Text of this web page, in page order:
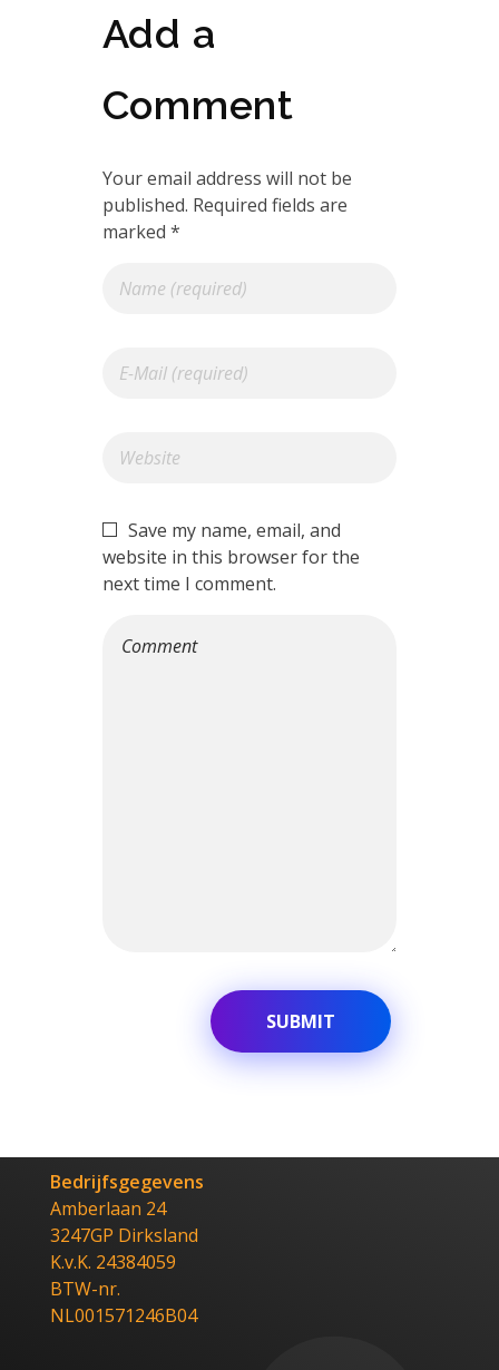
Add a
Comment
Your email address will not be
published. Required fields are
marked *
Save my name, email, and
website in this browser for the
next time I comment.
Bedrijfsgegevens
Amberlaan 24
3247GP Dirksland
K.v.K. 24384059
BTW-nr.
NL001571246B04